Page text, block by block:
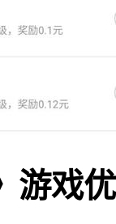
游戏